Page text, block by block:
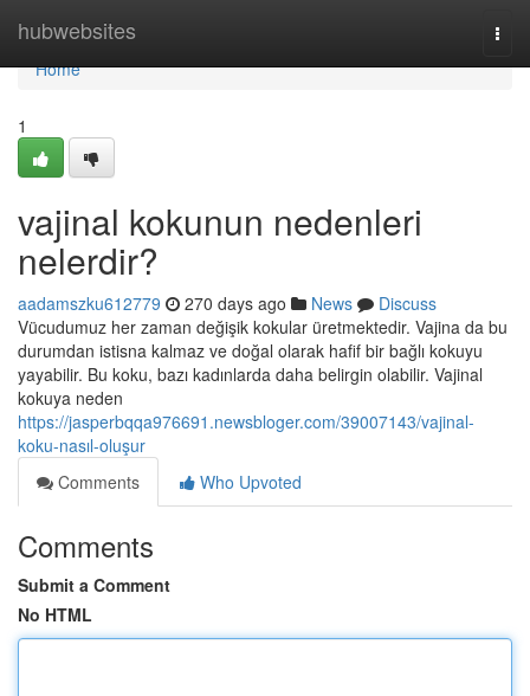
hubwebsites
Home
Home
1
vajinal kokunun nedenleri
nelerdir?
aadamszku612779 270 days ago News
Discuss
Vücudumuz her zaman değişik kokular üretmektedir. Vajina da bu
durumdan istisna kalmaz ve doğal olarak hafif bir bağlı kokuyu
yayabilir. Bu koku, bazı kadınlarda daha belirgin olabilir. Vajinal
kokuya neden
https://jasperbqqa976691.newsbloger.com/39007143/vajinal-
koku-nasıl-oluşur
Comments
Who Upvoted
Comments
Submit a Comment
No HTML